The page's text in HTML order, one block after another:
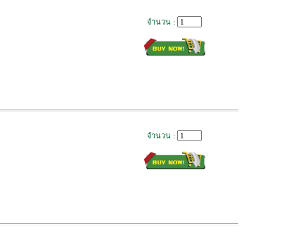
จำนวน :
จำนวน :